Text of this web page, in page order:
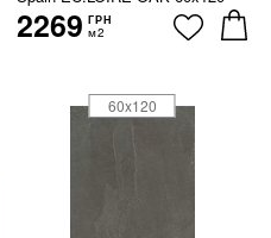
2269 ГРН
м2
60x120